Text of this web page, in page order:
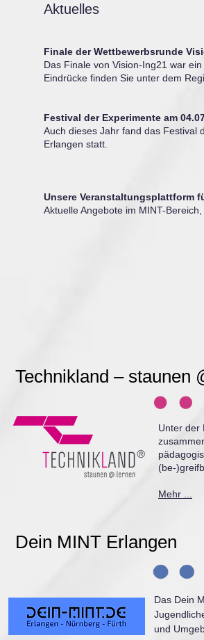
Aktuelles
Finale der Wettbewerbsrunde
Das Finale von Vision-Ing21 war
Eindrücke finden Sie unter dem
Festival der Experimente am
Auch dieses Jahr fand das Festival
Erlangen statt.
Unsere Veranstaltungsplattform
Aktuelle Angebote im MINT-
Technikland – staunen
Unter der
(be-
Mehr ...
Dein MINT Erlangen
Das Dein
und